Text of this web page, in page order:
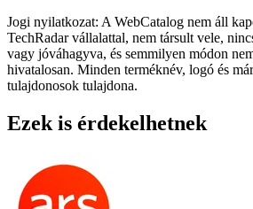
Jogi nyilatkozat: A WebCatalog nem áll
TechRadar vállalattal, nem társult vele,
vagy jóváhagyva, és semmilyen módon
hivatalosan. Minden terméknév, logó és
tulajdonosok tulajdona.
Ezek is érdekelhetnek